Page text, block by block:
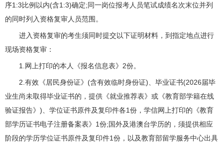
序1:3比例以内(含1:3)确定;同一岗位报考人员笔试成绩名次末位并列
的同时列入资格复审人员范围。
进入资格复审的考生须同时提交以下证明材料，到指定地点进行
现场资格复审：
1.网上打印的本人《报名信息表》2份。
2.有效《居民身份证》(含有效临时身份证)、毕业证书(2026届毕
业生尚未取得毕业证书的，提供《就业推荐表》或《教育部学籍在线
验证报告》)、学位证书原件及复印件各1份，学信网上打印的《教育
部学历证书电子注册备案表》1份;国外及港澳台学历的，须提供相应
阶段的学历学位证书原件及复印件1份，以及教育部留学服务中心出具